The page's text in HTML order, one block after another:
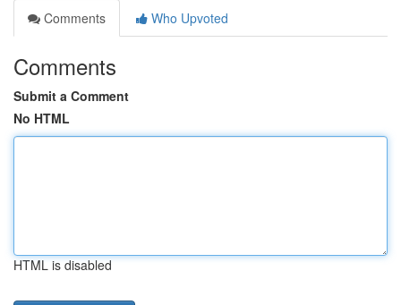
Comments
Who Upvoted
Comments
Submit a Comment
No HTML
HTML is disabled